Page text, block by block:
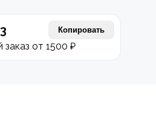
Копировать
от 1500 ₽